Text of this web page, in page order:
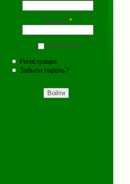
Пароль *
Запомнить
Регистрация
Забыли пароль?